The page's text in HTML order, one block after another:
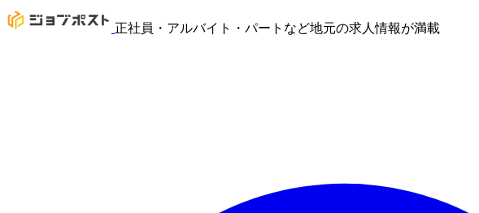
正社員・アルバイト・パートなど地元の求人情報が満載